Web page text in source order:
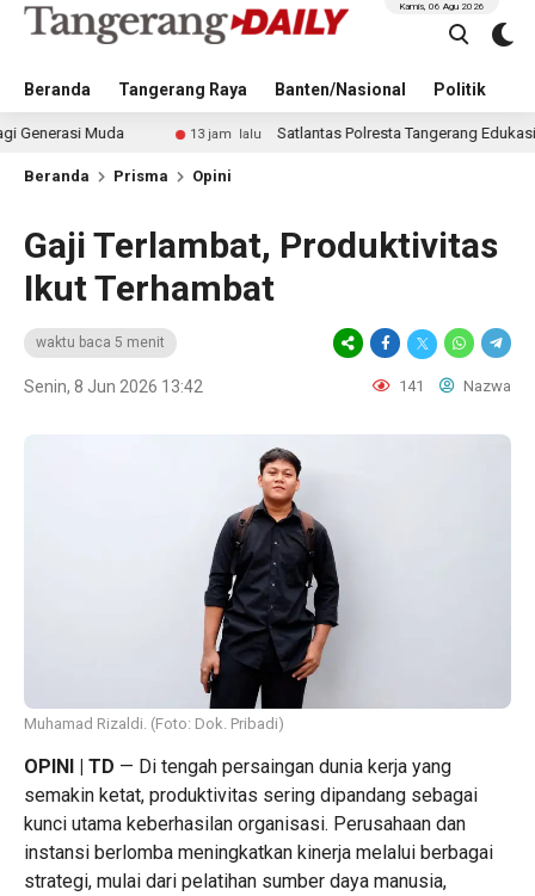
Beranda Tangerang Raya Banten/Nasional Politik
Kamis, 06 Agu 2026
13 jam lalu Satlantas Polresta Tangerang Edukasi Pengendara
Beranda Prisma Opini
Gaji Terlambat, Produktivitas
Ikut Terhambat
waktu baca 5 menit
Senin, 8 Jun 2026 13:42 141 Nazwa
Muhamad Rizaldi. (Foto: Dok. Pribadi)
OPINI | TD — Di tengah persaingan dunia kerja yang
semakin ketat, produktivitas sering dipandang sebagai
kunci utama keberhasilan organisasi. Perusahaan dan
instansi berlomba meningkatkan kinerja melalui berbagai
strategi, mulai dari pelatihan sumber daya manusia,